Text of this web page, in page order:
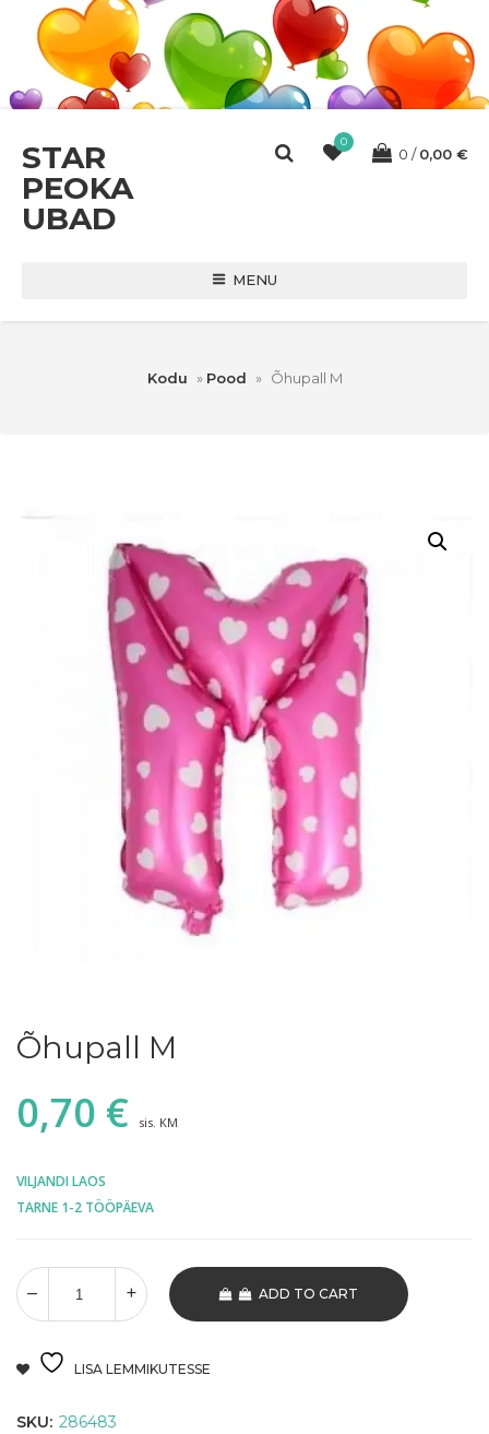
STAR
PEOKA
UBAD
0
0 0,00 €
MENU
Kodu » Pood » Õhupall M
Õhupall M
0,70 € sis. KM
VILJANDI LAOS
TARNE 1-2 TÖÖPÄEVA
ADD TO CART
LISA LEMMIKUTESSE
SKU: 286483